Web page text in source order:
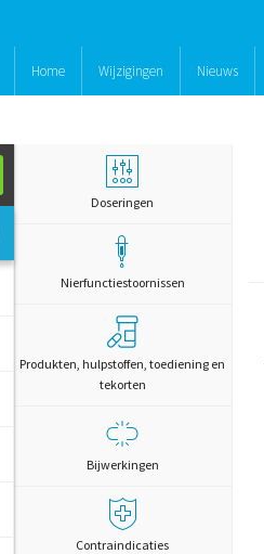
Home Wijzigingen Nieuws
Doseringen
Nierfunctiestoornissen
Produkten, hulpstoffen, toediening en
tekorten
Bijwerkingen
Contraindicaties